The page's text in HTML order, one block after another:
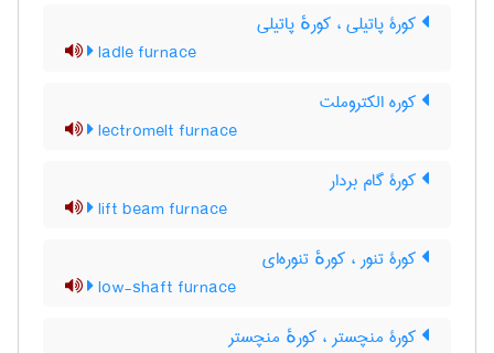
کورۀ پاتیلی ، کورهٔ پاتیلی
ladle furnace
کوره الکتروملت
lectromelt furnace
کورۀ گام بردار
lift beam furnace
کورۀ تنور ، کورهٔ تنوره‌ای
low-shaft furnace
کورۀ منچستر ، کورهٔ منچستر